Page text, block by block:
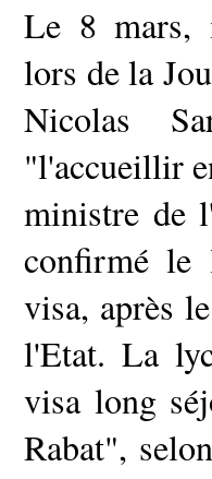
Le 8 mars,
lors de la
Nicolas
"l'accueillir
ministre de
confirmé le
visa, après
l'Etat. La
visa long
Rabat",